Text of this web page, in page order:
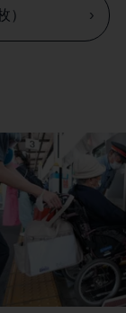
）